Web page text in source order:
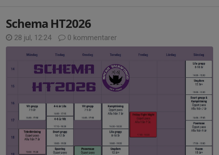
Schema HT2026
28 jul, 12:24 0 kommentarer